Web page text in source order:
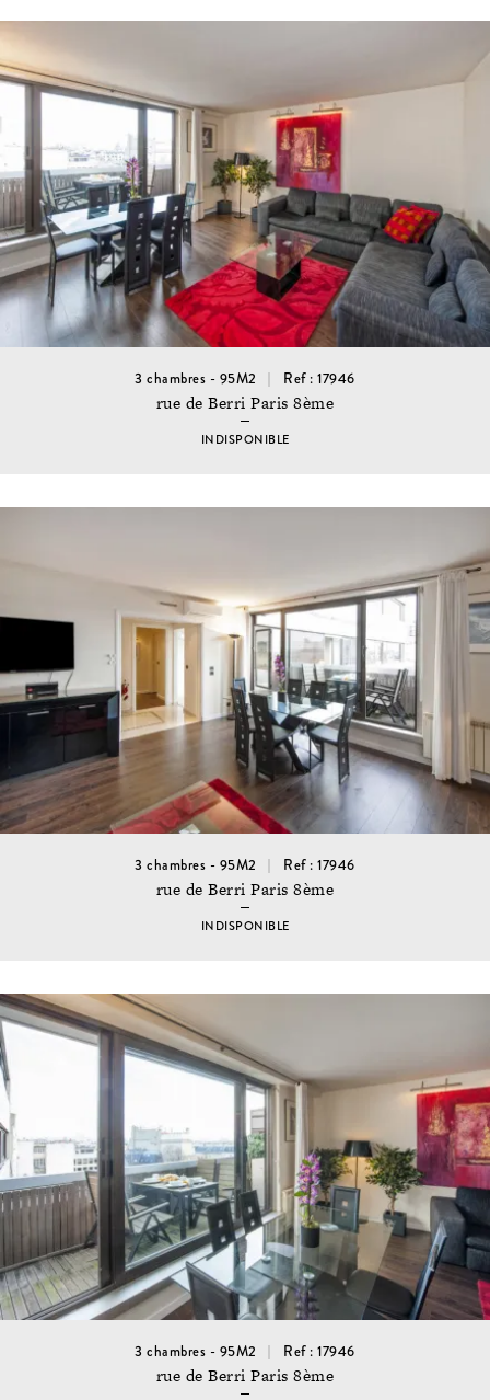
3 chambres - 95M2 Ref : 17946
rue de Berri Paris 8ème
INDISPONIBLE
3 chambres - 95M2 Ref : 17946
rue de Berri Paris 8ème
INDISPONIBLE
3 chambres - 95M2 Ref : 17946
rue de Berri Paris 8ème